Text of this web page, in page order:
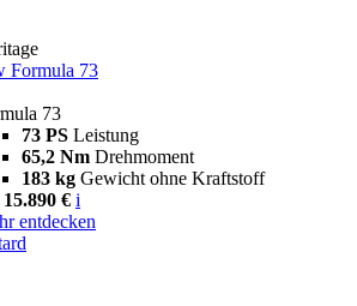
Formula 73
73
73 PS Leistung
65,2 Nm Drehmoment
183 kg Gewicht ohne Kraftstoff
€ i
entdecken